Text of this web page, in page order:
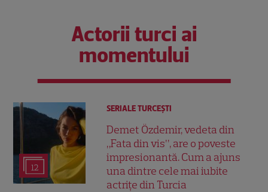
Actorii turci ai
momentului
12
SERIALE TURCEŞTI
Demet Özdemir, vedeta din
„Fata din vis”, are o poveste
impresionantă. Cum a ajuns
una dintre cele mai iubite
actrițe din Turcia